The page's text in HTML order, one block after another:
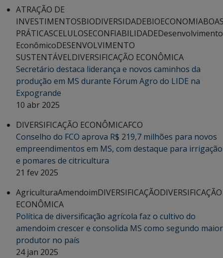
ATRAÇÃO DE
INVESTIMENTOSBIODIVERSIDADEBIOECONOMIA
PRÁTICASCELULOSECONFIABILIDADEDesenvolvimento
EconômicoDESENVOLVIMENTO
SUSTENTÁVELDIVERSIFICAÇÃO ECONÔMICA
Secretário destaca liderança e novos caminhos da
produção em MS durante Fórum Agro do LIDE na
Expogrande
10 abr 2025
DIVERSIFICAÇÃO ECONÔMICAFCO
Conselho do FCO aprova R$ 219,7 milhões para novos
empreendimentos em MS, com destaque para irrigação
e pomares de citricultura
21 fev 2025
AgriculturaAmendoimDIVERSIFICAÇÃODIVERSIFICAÇÃO
ECONÔMICA
Política de diversificação agrícola faz o cultivo do
amendoim crescer e consolida MS como segundo maior
produtor no país
24 jan 2025